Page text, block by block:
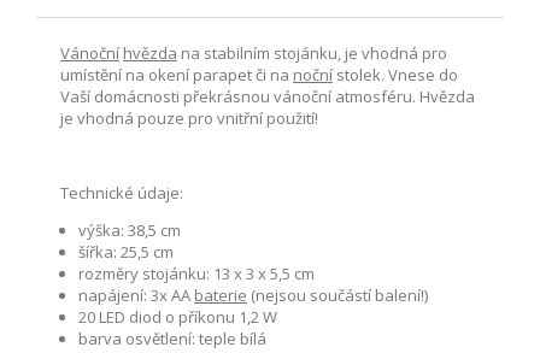
Vánoční hvězda na stabilním stojánku, je vhodná pro
umístění na okení parapet či na noční stolek. Vnese do
Vaší domácnosti překrásnou vánoční atmosféru. Hvězda
je vhodná pouze pro vnitřní použití!
Technické údaje:
výška: 38,5 cm
šířka: 25,5 cm
rozměry stojánku: 13 x 3 x 5,5 cm
napájení: 3x AA baterie (nejsou součástí balení!)
20 LED diod o příkonu 1,2 W
barva osvětlení: teple bílá